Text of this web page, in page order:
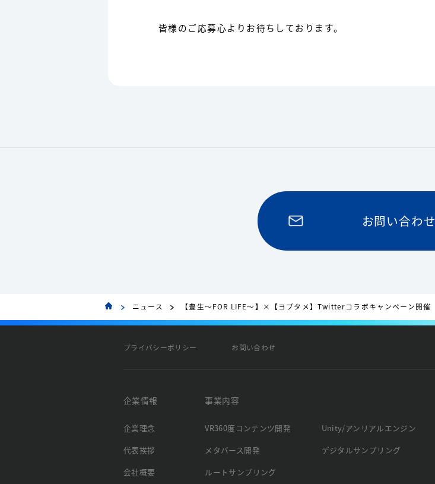
皆様のご応募心よりお待ちしております。
お問い合わせ
ニュース 【豊生～FOR LIFE～】×【ヨブタメ】Twitterコラボキャンペーン開催
プライバシーポリシー お問い合わせ
企業情報
企業理念
代表挨拶
会社概要
事業内容
VR360度コンテンツ開発
Unity/アンリアルエンジン
メタバース開発
デジタルサンプリング
ルートサンプリング